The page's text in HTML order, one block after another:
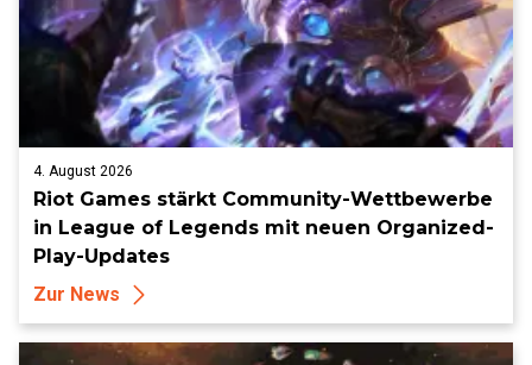
4. August 2026
Riot Games stärkt Community-Wettbewerbe
in League of Legends mit neuen Organized-
Play-Updates
Zur News